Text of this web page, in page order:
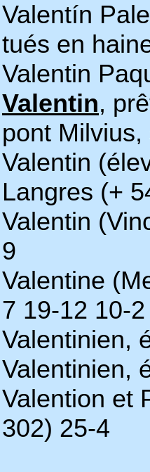
Valentín
tués en
Valentin
Valentin,
pont
Valentin
Langres (+
Valentin
9
Valentine
7 19-12 10-2
Valentinien,
Valentinien,
Valention et
302) 25-4